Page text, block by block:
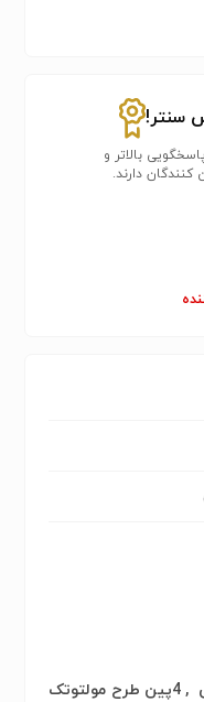
سنتر!
بالاتر و
دارند.
,
4پین طرح مولتوتک